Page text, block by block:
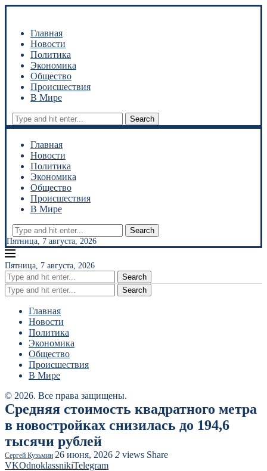
Главная
Новости
Политика
Экономика
Общество
Происшествия
В Мире
Search
Главная
Новости
Политика
Экономика
Общество
Происшествия
В Мире
Search
Пятница, 7 августа, 2026
Пятница, 7 августа, 2026
Search
Search
Главная
Новости
Политика
Экономика
Общество
Происшествия
В Мире
© 2026. Все права защищены.
Средняя стоимость квадратного метра
в новостройках снизилась до 194,6
тысячи рублей
Сергей Кузьмин 26 июня, 2026 2 views Share
VKOdnoklassnikiTelegram